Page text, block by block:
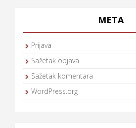
META
Prijava
Sažetak objava
Sažetak komentara
WordPress.org